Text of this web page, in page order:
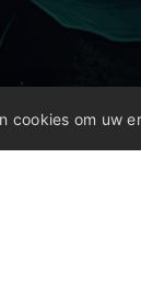
cookies om uw